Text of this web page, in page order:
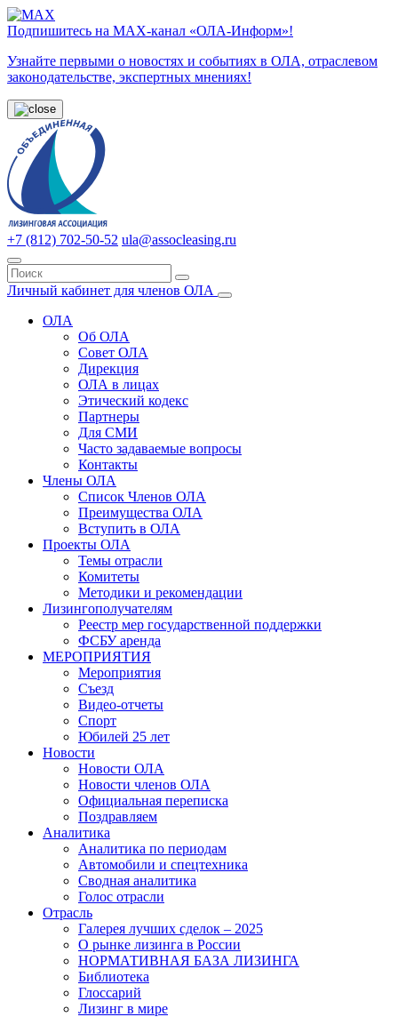
Подпишитесь на МАХ-канал «ОЛА-Информ»!
Узнайте первыми о новостях и событиях в ОЛА, отраслевом
законодательстве, экспертных мнениях!
+7 (812) 702-50-52 ula@assocleasing.ru
Личный кабинет для членов ОЛА
ОЛА
Об ОЛА
Совет ОЛА
Дирекция
ОЛА в лицах
Этический кодекс
Партнеры
Для СМИ
Часто задаваемые вопросы
Контакты
Члены ОЛА
Список Членов ОЛА
Преимущества ОЛА
Вступить в ОЛА
Проекты ОЛА
Темы отрасли
Комитеты
Методики и рекомендации
Лизингополучателям
Реестр мер государственной поддержки
ФСБУ аренда
МЕРОПРИЯТИЯ
Мероприятия
Съезд
Видео-отчеты
Спорт
Юбилей 25 лет
Новости
Новости ОЛА
Новости членов ОЛА
Официальная переписка
Поздравляем
Аналитика
Аналитика по периодам
Автомобили и спецтехника
Сводная аналитика
Голос отрасли
Отрасль
Галерея лучших сделок – 2025
О рынке лизинга в России
НОРМАТИВНАЯ БАЗА ЛИЗИНГА
Библиотека
Глоссарий
Лизинг в мире